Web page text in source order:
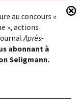
vous
Fondation
de
vous
au concours «
», actions
Après-
abonnant à
Seligmann.